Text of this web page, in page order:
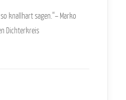
knallhart sagen.“– Marko
Dichterkreis